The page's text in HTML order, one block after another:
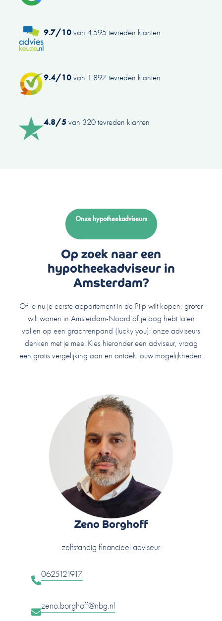
9.7/10van 4.595 tevreden klanten
9.4/10van 1.897 tevreden klanten
4.8/5 van 320 tevreden klanten
Onze hypotheekadviseurs
Op zoek naar een
hypotheekadviseur in
Amsterdam?
Of je nu je eerste appartement in de Pijp wilt kopen, groter
wilt wonen in Amsterdam-Noord of je oog hebt laten
vallen op een grachtenpand (lucky you): onze adviseurs
denken met je mee. Kies hieronder een adviseur, vraag
een gratis vergelijking aan en ontdek jouw mogelijkheden.
Zeno Borghoff
zelfstandig financieel adviseur
0625121917
zeno.borghoff@nbg.nl